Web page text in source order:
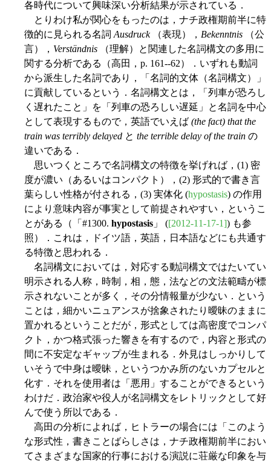
各時代について興味深い分析結果が示されている．
とりわけ私が関心をもったのは，ナチ政権期前半に特
徴的に見られる名詞Ausdruck（表現）， Bekenntnis （公
言）， Verständnis （理解）と関連した名詞構文の多用に
関する分析である（高田，p. 161--62）．いずれも動詞
から派生した名詞であり，「名詞的文体（名詞構文）」
に貢献しているという．名詞構文とは，「列車が恐ろし
く遅れたこと」を「列車の恐ろしい遅延」と名詞を中心
として表現するもので，英語でいえば (the fact) that the
train was terribly delayed と the terrible delay of the train の
違いである．
思いつくところで名詞構文の特徴を挙げれば，(1) 密
度が濃い（あるいはコンパクト），(2) 形式的で書き言
葉らしい性格が付される，(3) 実体化 (hypostasis) の作用
により意味内容が事実として前提されやすい，というこ
とがある（「#1300. hypostasis 」 ([2012-11-17-1]) も参
照）．これは，ドイツ語，英語，日本語などにも共通す
る特徴と思われる．
名詞構文においては，対応する動詞構文ではたいてい
明示される人称，時制，相，態，法などの文法範疇が標
示されないことが多く，その分情報量が少ない．という
ことは，細かいニュアンスが捨象されたり曖昧のままに
置かれるということだが，形式としては高密度でコンパ
クト，かつ格式張った響きを有するので，内容と形式の
間に不安定なギャップが生まれる．外見はしっかりして
いそうで中身は曖昧，というつかみ所のないカプセルと
化す．それを使用者は「悪用」することができるという
わけだ．政治家や役人が名詞構文をレトリックとして好
んで使う所以である．
高田の分析によれば，ヒトラーの場合には「このよう
な形式性，書きことばらしさは，ナチ政権期前半におい
てさまざまな国家的行事における演説に荘厳な印象を与